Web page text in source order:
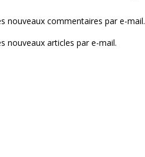
nouveaux commentaires par e-mail.
nouveaux articles par e-mail.